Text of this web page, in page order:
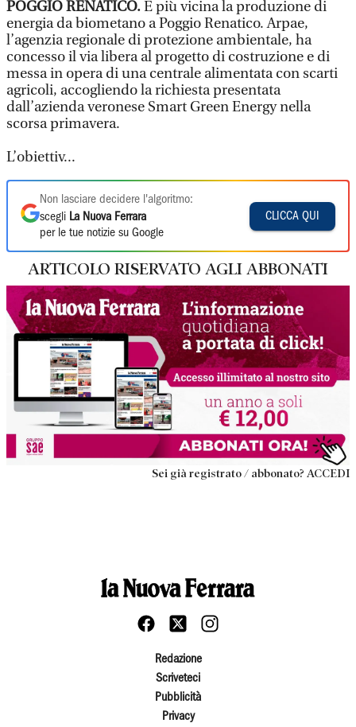
POGGIO RENATICO.È più vicina la produzione di
energia da biometano a Poggio Renatico. Arpae,
l’agenzia regionale di protezione ambientale, ha
concesso il via libera al progetto di costruzione e di
messa in opera di una centrale alimentata con scarti
agricoli, accogliendo la richiesta presentata
dall’azienda veronese Smart Green Energy nella
scorsa primavera.
L’obiettiv...
Non lasciare decidere l'algoritmo:
scegli La Nuova Ferrara
per le tue notizie su Google
CLICCA QUI
ARTICOLO RISERVATO AGLI ABBONATI
Sei già registrato / abbonato? ACCEDI
Redazione
Scriveteci
Pubblicità
Privacy